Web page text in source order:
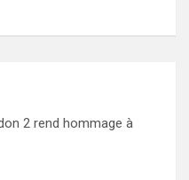
2 rend hommage à